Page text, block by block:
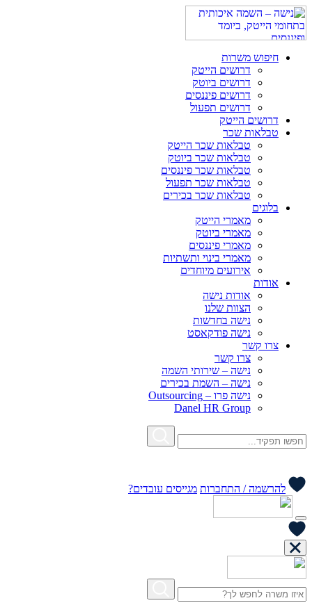
חיפוש משרות
דרושים הייטק
דרושים ביוטק
דרושים פיננסים
דרושים תפעול
דרושים הייטק
טבלאות שכר
טבלאות שכר הייטק
טבלאות שכר ביוטק
טבלאות שכר פיננסים
טבלאות שכר תפעול
טבלאות שכר בכירים
בלוגים
מאמרי הייטק
מאמרי ביוטק
מאמרי פיננסים
מאמרי בינוי ותשתיות
אירועים מיוחדים
אודות
אודות נישה
הצוות שלנו
נישה בחדשות
נישה פודקאסט
צרו קשר
צרו קשר
נישה – שירותי השמה
נישה – השמת בכירים
נישה פרו – Outsourcing
Danel HR Group
להרשמה / התחברות מגייסים עובדים?